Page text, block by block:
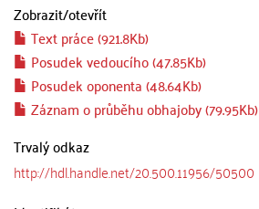
Zobrazit/otevřít
Text práce (921.8Kb)
Posudek vedoucího (47.85Kb)
Posudek oponenta (48.64Kb)
Záznam o průběhu obhajoby (79.95Kb)
Trvalý odkaz
http://hdl.handle.net/20.500.11956/50500